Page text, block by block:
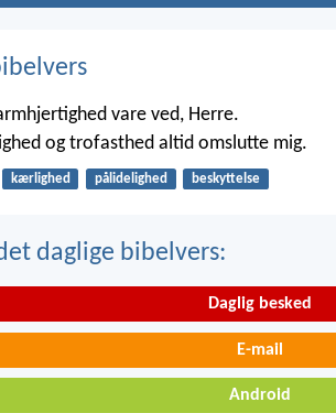
vare ved, Herre.
og trofasthed altid omslutte mig.
kærlighed pålidelighed beskyttelse
daglige bibelvers:
Daglig besked
E-mail
Android